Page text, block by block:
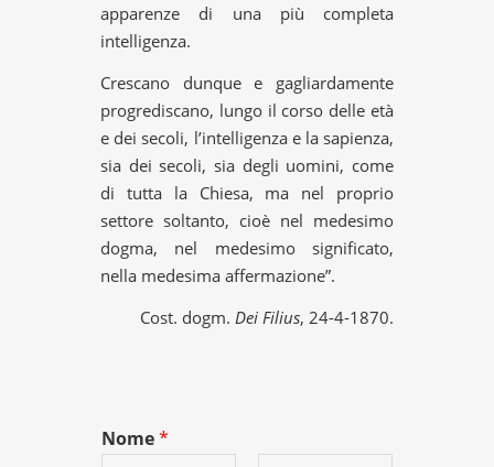
apparenze di una più completa
intelligenza.
Crescano dunque e gagliardamente
progrediscano, lungo il corso delle età
e dei secoli, l’intelligenza e la sapienza,
sia dei secoli, sia degli uomini, come
di tutta la Chiesa, ma nel proprio
settore soltanto, cioè nel medesimo
dogma, nel medesimo significato,
nella medesima affermazione”.
Cost. dogm. Dei Filius, 24-4-1870.
Nome*